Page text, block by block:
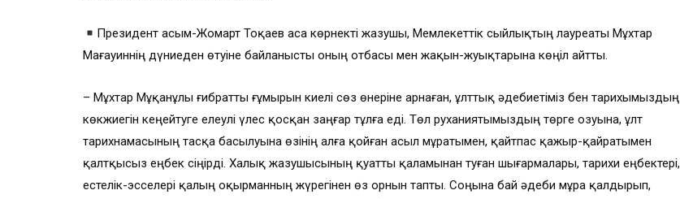
Президент Қасым-Жомарт Тоқаев аса көрнекті жазушы, Мемлекеттік сыйлықтың лауреаты Мұхтар
Мағауиннің дүниеден өтуіне байланысты оның отбасы мен жақын-жуықтарына көңіл айтты.
– Мұхтар Мұқанұлы ғибратты ғұмырын киелі сөз өнеріне арнаған, ұлттық әдебиетіміз бен тарихымыздың
көкжиегін кеңейтуге елеулі үлес қосқан заңғар тұлға еді. Төл руханиятымыздың төрге озуына, ұлт
тарихнамасының тасқа басылуына өзінің алға қойған асыл мұратымен, қайтпас қажыр-қайратымен
қалтқысыз еңбек сіңірді. Халық жазушысының қуатты қаламынан туған шығармалары, тарихи еңбектері,
естелік-эсселері қалың оқырманның жүрегінен өз орнын тапты. Соңына бай әдеби мұра қалдырып,